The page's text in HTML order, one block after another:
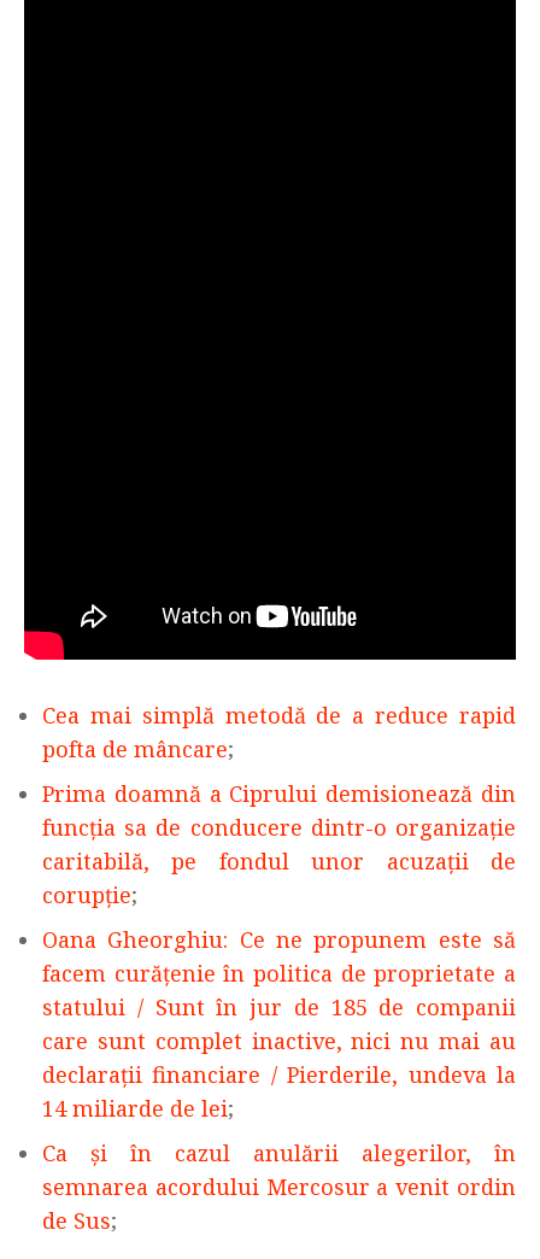
Cea mai simplă metodă de a reduce rapid
pofta de mâncare;
Prima doamnă a Ciprului demisionează din
funcția sa de conducere dintr-o organizație
caritabilă, pe fondul unor acuzații de
corupție;
Oana Gheorghiu: Ce ne propunem este să
facem curăţenie în politica de proprietate a
statului / Sunt în jur de 185 de companii
care sunt complet inactive, nici nu mai au
declaraţii financiare / Pierderile, undeva la
14 miliarde de lei;
Ca și în cazul anulării alegerilor, în
semnarea acordului Mercosur a venit ordin
de Sus;